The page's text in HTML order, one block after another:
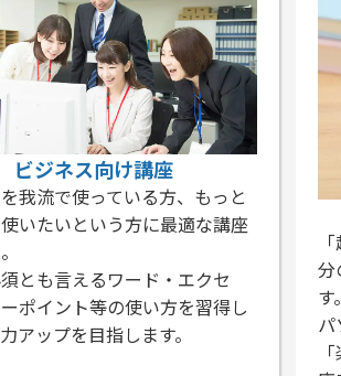
もっと
な講座
クセ
習得し
初心者向け
「超初心者です」とい
分のペースで基礎から
す。
パソコンに対する苦手
「楽しい」と思ってい